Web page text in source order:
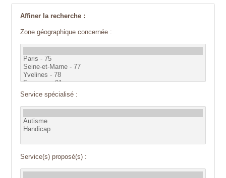
Affiner la recherche :
Zone géographique concernée :
Service spécialisé :
Service(s) proposé(s) :